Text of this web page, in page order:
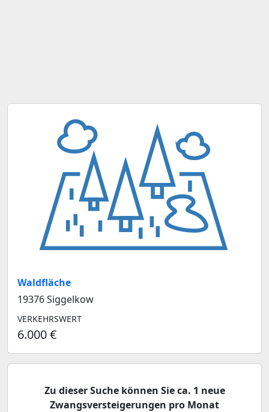
Waldfläche
19376 Siggelkow
VERKEHRSWERT
6.000 €
Zu dieser Suche können Sie ca. 1 neue
Zwangsversteigerungen pro Monat